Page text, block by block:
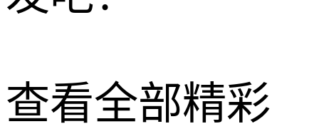
查看全部精彩